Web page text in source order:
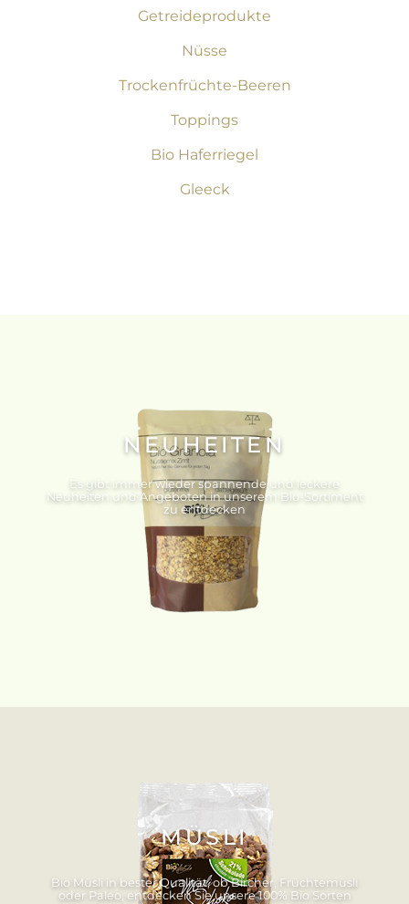
Getreideprodukte
Nüsse
Trockenfrüchte-Beeren
Toppings
Bio Haferriegel
Gleeck
NEUHEITEN
Es gibt immer wieder spannende und leckere
Neuheiten und Angeboten in unserem Bio-Sortiment
zu entdecken
MÜSLI
Bio Müsli in bester Qualität, ob Bircher, Früchtemüsli
oder Paleo, entdecken Sie unsere 100% Bio Sorten